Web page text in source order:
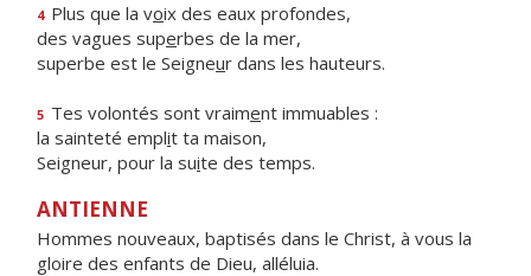
4 Plus que la voix des eaux profondes,
des vagues superbes de la mer,
superbe est le Seigneur dans les hauteurs.
5 Tes volontés sont vraiment immuables :
la sainteté emplit ta maison,
Seigneur, pour la suite des temps.
ANTIENNE
Hommes nouveaux, baptisés dans le Christ, à vous la
gloire des enfants de Dieu, alléluia.